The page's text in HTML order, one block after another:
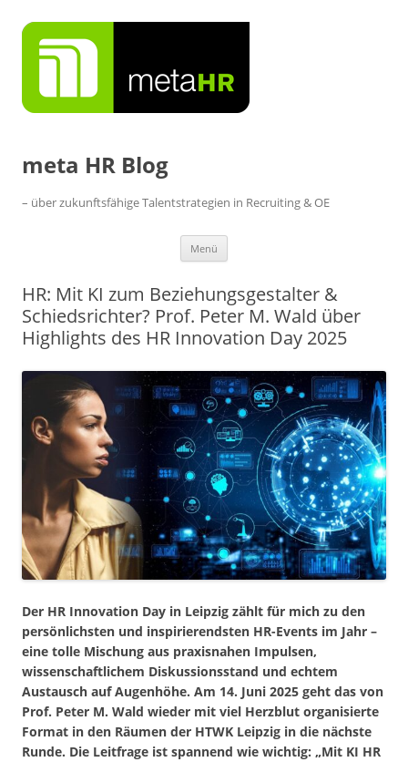
Inhalt
springen
meta HR Blog
– über zukunftsfähige Talentstrategien in Recruiting & OE
Menü
HR: Mit KI zum Beziehungsgestalter &
Schiedsrichter? Prof. Peter M. Wald über
Highlights des HR Innovation Day 2025
Der HR Innovation Day in Leipzig zählt für mich zu den
persönlichsten und inspirierendsten HR-Events im Jahr –
eine tolle Mischung aus praxisnahen Impulsen,
wissenschaftlichem Diskussionsstand und echtem
Austausch auf Augenhöhe. Am 14. Juni 2025 geht das von
Prof. Peter M. Wald wieder mit viel Herzblut organisierte
Format in den Räumen der HTWK Leipzig in die nächste
Runde. Die Leitfrage ist spannend wie wichtig: „Mit KI HR